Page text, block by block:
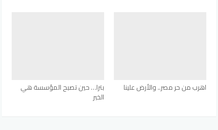
اهرب من حر مصر.. والأرض علينا بترا… حين تصبح المؤسسة هي
الخبر